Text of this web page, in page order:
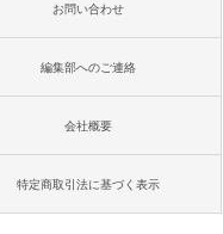
お問い合わせ
編集部へのご連絡
会社概要
特定商取引法に基づく表示